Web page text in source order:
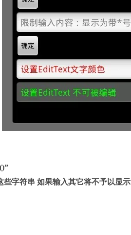
些字符串 如果输入其它将不予以显示